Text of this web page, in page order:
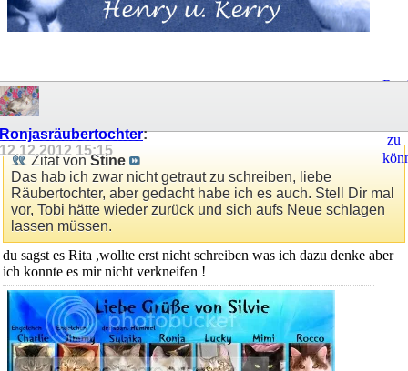
zu
Ronjasräubertochter:
12.12.201215:15
Zitat vonStine
Das hab ich zwar nicht getraut zu schreiben, liebe
Räubertochter, aber gedacht habe ich es auch. Stell Dir mal
vor, Tobi hätte wieder zurück und sich aufs Neue schlagen
lassen müssen.
du sagst es Rita ,wollte erst nicht schreiben was ich dazu denke aber
ich konnte es mir nicht verkneifen !